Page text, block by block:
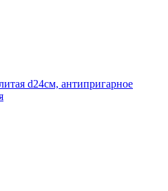
d24см, антипригарное